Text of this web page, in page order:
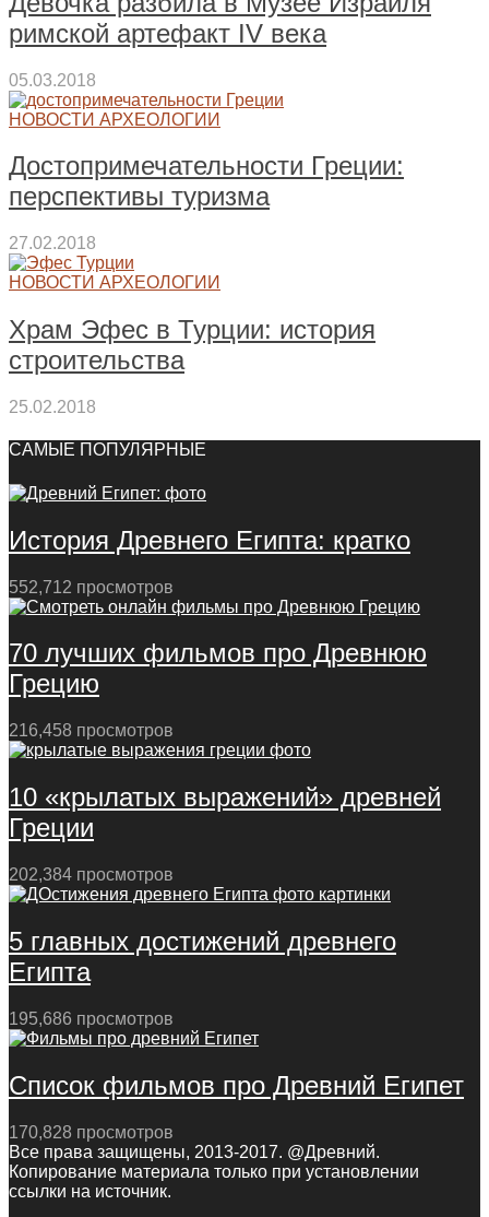
римской артефакт IV века
05.03.2018
НОВОСТИ АРХЕОЛОГИИ
Достопримечательности Греции:
перспективы туризма
27.02.2018
НОВОСТИ АРХЕОЛОГИИ
Храм Эфес в Турции: история
строительства
25.02.2018
САМЫЕ ПОПУЛЯРНЫЕ
История Древнего Египта: кратко
552,712 просмотров
70 лучших фильмов про Древнюю
Грецию
216,458 просмотров
10 «крылатых выражений» древней
Греции
202,384 просмотров
5 главных достижений древнего
Египта
195,686 просмотров
Список фильмов про Древний Египет
170,828 просмотров
Все права защищены, 2013-2017. @Древний.
Копирование материала только при установлении
ссылки на источник.